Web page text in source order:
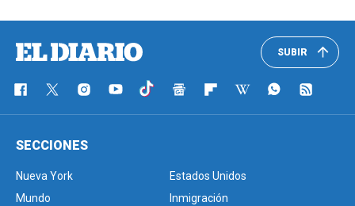
SUBIR
SECCIONES
Nueva York
Estados Unidos
Mundo
Inmigración